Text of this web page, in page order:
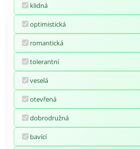
klidná
optimistická
romantická
tolerantní
veselá
otevřená
dobrodružná
bavící